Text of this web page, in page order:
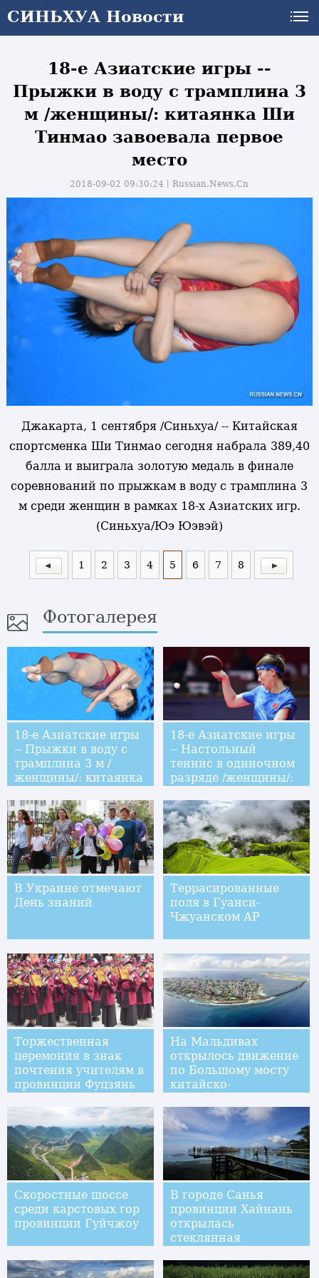
СИНЬХУА Новости
18-е Азиатские игры --
Прыжки в воду с трамплина 3
м /женщины/: китаянка Ши
Тинмао завоевала первое
место
2018-09-02 09:30:24丨Russian.News.Cn
Джакарта, 1 сентября /Синьхуа/ -- Китайская
спортсменка Ши Тинмао сегодня набрала 389,40
балла и выиграла золотую медаль в финале
соревнований по прыжкам в воду с трамплина 3
м среди женщин в рамках 18-х Азиатских игр.
(Синьхуа/Юэ Юэвэй)
1 2 3 4 5 6 7 8
Фотогалерея
18-е Азиатские игры
-- Прыжки в воду с
трамплина 3 м /
женщины/: китаянка
завоевала первое
место
18-е Азиатские игры
-- Настольный
теннис в одиночном
разряде /женщины/:
В Украине отмечают
День знаний
Террасированные
поля в Гуанси-
Чжуанском АР
Торжественная
церемония в знак
почтения учителям в
провинции Фуцзянь
На Мальдивах
открылось движение
по Большому мосту
китайско-
Скоростные шоссе
среди карстовых гор
провинции Гуйчжоу
В городе Санья
провинции Хайнань
открылась
стеклянная
с видом на море